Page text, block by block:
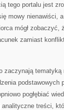
tego portalu jest
mowy nienawiści,
mógł
zamiast
zaczynają
podstawowych
pogłębiać
treści,